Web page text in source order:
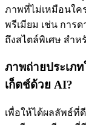
ภาพที่ไม่เหมือนใค
พรีเมียม เช่น การ
ถึงสไตล์พิเศษ สำห
ภาพถ่ายประเภ
เก็ตช์ด้วย AI?
เพื่อให้ได้ผลลัพธ์ที่